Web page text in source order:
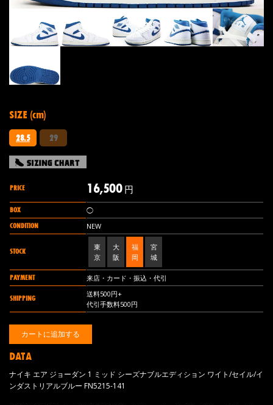
SIZE (cm)
28.5 29
PRICE 16,500円
BOX ◯
CONDITION NEW
STOCK
東
京
大
阪
福
岡
宮
城
PAYMENT 来店・カード・振込・代引
SHIPPING
送料500円+
代引手数料500円
DATA
ナイキ エア ジョーダン 1 ミッド シーズナブルエディション ワイト/セイル/イ
ンダストリアルブルー FN5215-141